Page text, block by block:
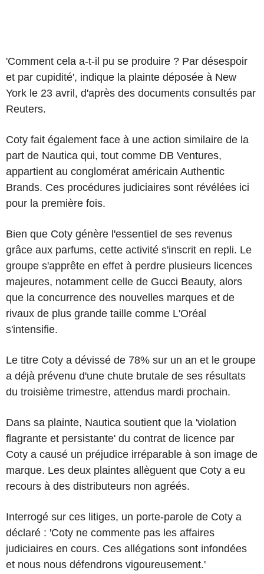
'Comment cela a-t-il pu se produire ? Par désespoir
et par cupidité', indique la plainte déposée à New
York le 23 avril, d'après des documents consultés par
Reuters.
Coty fait également face à une action similaire de la
part de Nautica qui, tout comme DB Ventures,
appartient au conglomérat américain Authentic
Brands. Ces procédures judiciaires sont révélées ici
pour la première fois.
Bien que Coty génère l'essentiel de ses revenus
grâce aux parfums, cette activité s'inscrit en repli. Le
groupe s'apprête en effet à perdre plusieurs licences
majeures, notamment celle de Gucci Beauty, alors
que la concurrence des nouvelles marques et de
rivaux de plus grande taille comme L'Oréal
s'intensifie.
Le titre Coty a dévissé de 78% sur un an et le groupe
a déjà prévenu d'une chute brutale de ses résultats
du troisième trimestre, attendus mardi prochain.
Dans sa plainte, Nautica soutient que la 'violation
flagrante et persistante' du contrat de licence par
Coty a causé un préjudice irréparable à son image de
marque. Les deux plaintes allèguent que Coty a eu
recours à des distributeurs non agréés.
Interrogé sur ces litiges, un porte-parole de Coty a
déclaré : 'Coty ne commente pas les affaires
judiciaires en cours. Ces allégations sont infondées
et nous nous défendrons vigoureusement.'